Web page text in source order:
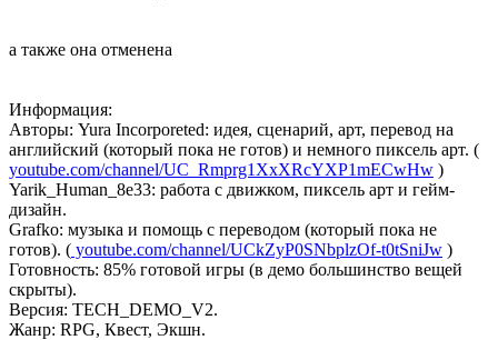
а также она отменена
Информация:
Авторы: Yura Incorporeted: идея, сценарий, арт, перевод на
английский (который пока не готов) и немного пиксель арт. (
youtube.com/channel/UC_Rmprg1XxXRcYXP1mECwHw )
Yarik_Human_8e33: работа с движком, пиксель арт и гейм-
дизайн.
Grafko: музыка и помощь с переводом (который пока не
готов). ( youtube.com/channel/UCkZyP0SNbplzOf-t0tSniJw )
Готовность: 85% готовой игры (в демо большинство вещей
скрыты).
Версия: TECH_DEMO_V2.
Жанр: RPG, Квест, Экшн.